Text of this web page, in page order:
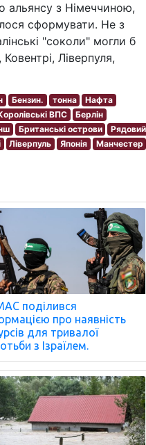
альянсу з Німеччиною,
сформувати. Не з
"соколи" могли б
Ліверпуля,
Бензин. тонна
Нафта
ВПС
Берлін
Британські острови
Рядовий
Ліверпуль Японія
Манчестер
поділився
про наявність
для тривалої
з Ізраїлем.